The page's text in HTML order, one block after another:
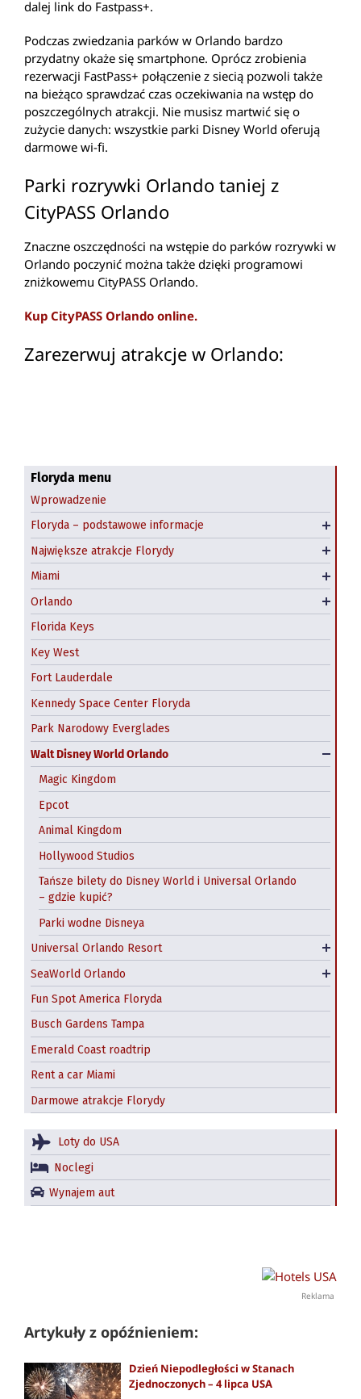
dalej link do Fastpass+.
Podczas zwiedzania parków w Orlando bardzo
przydatny okaże się smartphone. Oprócz zrobienia
rezerwacji FastPass+ połączenie z siecią pozwoli także
na bieżąco sprawdzać czas oczekiwania na wstęp do
poszczególnych atrakcji. Nie musisz martwić się o
zużycie danych: wszystkie parki Disney World oferują
darmowe wi-fi.
Parki rozrywki Orlando taniej z
CityPASS Orlando
Znaczne oszczędności na wstępie do parków rozrywki w
Orlando poczynić można także dzięki programowi
zniżkowemu CityPASS Orlando.
Kup CityPASS Orlando online.
Zarezerwuj atrakcje w Orlando:
Floryda menu
Wprowadzenie
Floryda – podstawowe informacje
Klimat Florydy
Floryda - kiedy jechać?
Polonia na Florydzie
Największe atrakcje Florydy
Najpiękniejsze plaże Florydy
Niecodzienne atrakcje Florydy
Parki narodowe i rezerwaty przyrody
Big Cat Rescue, Tampa
Miami
Downtown Miami
Little Havana, Miami
South Beach
Hotele w Miami
Orlando
Darmowe atrakcje Orlando
Kissimmee
Florida Keys
Key West
Fort Lauderdale
Kennedy Space Center Floryda
Park Narodowy Everglades
Walt Disney World Orlando
Magic Kingdom
Epcot
Animal Kingdom
Hollywood Studios
Tańsze bilety do Disney World i Universal Orlando
– gdzie kupić?
Parki wodne Disneya
Universal Orlando Resort
Universal Studios Florida
Islands of Adventure
Universal CitiWalk
Volcano Bay
SeaWorld Orlando
Aquatica Orlando
Discovery Cove
Fun Spot America Floryda
Busch Gardens Tampa
Emerald Coast roadtrip
Rent a car Miami
Darmowe atrakcje Florydy
Loty do USA
Noclegi
Wynajem aut
Reklama
Artykuły z opóźnieniem:
Dzień Niepodległości w Stanach
Zjednoczonych – 4 lipca USA